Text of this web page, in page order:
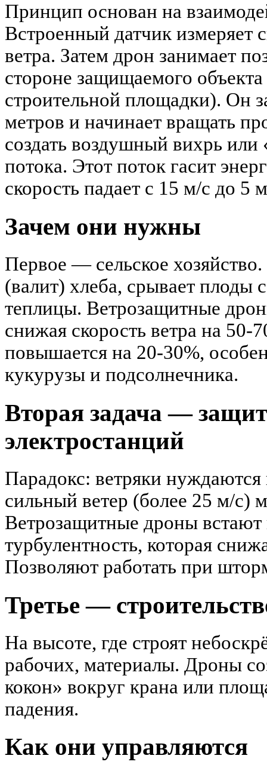
Принцип основан на
Встроенный датчик измеряет
ветра. Затем дрон занимает
стороне защищаемого
строительной площадки). Он
метров и начинает вращать
создать воздушный вихрь или
потока. Этот поток гасит
скорость падает с 15 м/с до 5
Зачем они нужны
Первое — сельское
(валит) хлеба, срывает плоды
теплицы. Ветрозащитные
снижая скорость ветра на 50-
повышается на 20-30%,
кукурузы и подсолнечника.
Вторая задача —
электростанций
Парадокс: ветряки
сильный ветер (более 25 м/с)
Ветрозащитные дроны встают
турбулентность, которая
Позволяют работать при
Третье —
На высоте, где строят
рабочих, материалы. Дроны
кокон» вокруг крана или
падения.
Как они управляются